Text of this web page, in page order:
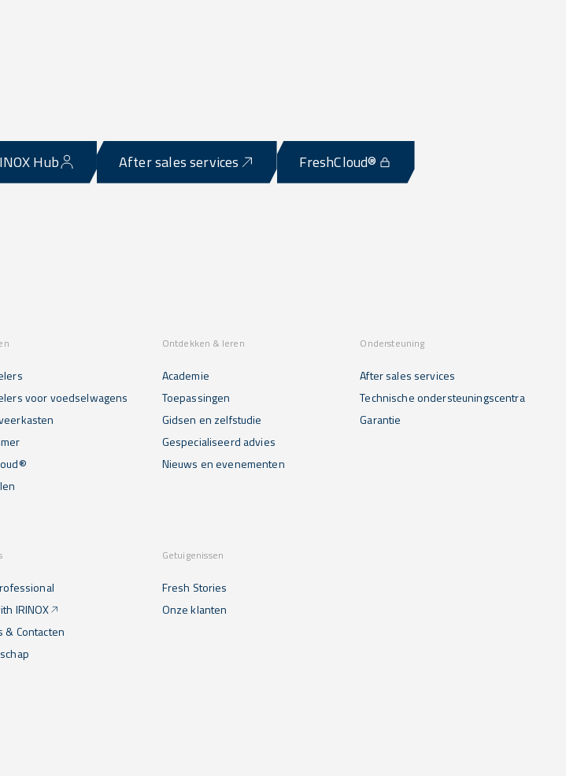
Hub After sales services FreshCloud®
voor voedselwagens
Ontdekken & leren
Academie
Toepassingen
Gidsen en zelfstudie
Gespecialiseerd advies
Nieuws en evenementen
Ondersteuning
After sales services
Technische ondersteuningscentra
Garantie
IRINOX
& Contacten
Getuigenissen
Fresh Stories
Onze klanten